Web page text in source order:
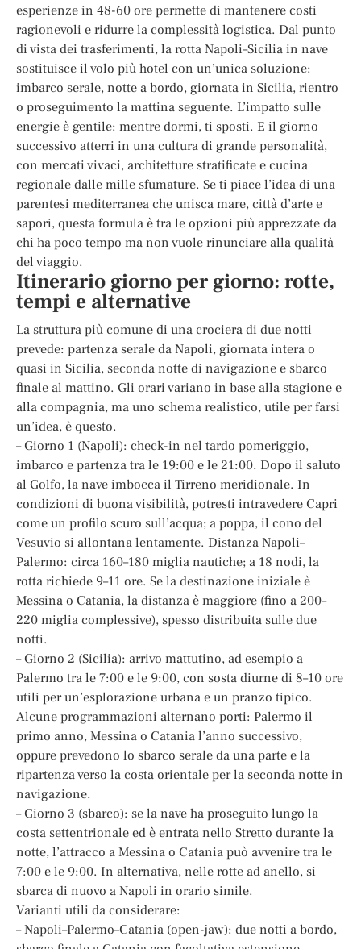
esperienze in 48-60 ore permette di mantenere costi
ragionevoli e ridurre la complessità logistica. Dal punto
di vista dei trasferimenti, la rotta Napoli–Sicilia in nave
sostituisce il volo più hotel con un’unica soluzione:
imbarco serale, notte a bordo, giornata in Sicilia, rientro
o proseguimento la mattina seguente. L’impatto sulle
energie è gentile: mentre dormi, ti sposti. E il giorno
successivo atterri in una cultura di grande personalità,
con mercati vivaci, architetture stratificate e cucina
regionale dalle mille sfumature. Se ti piace l’idea di una
parentesi mediterranea che unisca mare, città d’arte e
sapori, questa formula è tra le opzioni più apprezzate da
chi ha poco tempo ma non vuole rinunciare alla qualità
del viaggio.
Itinerario giorno per giorno: rotte,
tempi e alternative
La struttura più comune di una crociera di due notti
prevede: partenza serale da Napoli, giornata intera o
quasi in Sicilia, seconda notte di navigazione e sbarco
finale al mattino. Gli orari variano in base alla stagione e
alla compagnia, ma uno schema realistico, utile per farsi
un’idea, è questo.
– Giorno 1 (Napoli): check-in nel tardo pomeriggio,
imbarco e partenza tra le 19:00 e le 21:00. Dopo il saluto
al Golfo, la nave imbocca il Tirreno meridionale. In
condizioni di buona visibilità, potresti intravedere Capri
come un profilo scuro sull’acqua; a poppa, il cono del
Vesuvio si allontana lentamente. Distanza Napoli–
Palermo: circa 160–180 miglia nautiche; a 18 nodi, la
rotta richiede 9–11 ore. Se la destinazione iniziale è
Messina o Catania, la distanza è maggiore (fino a 200–
220 miglia complessive), spesso distribuita sulle due
notti.
– Giorno 2 (Sicilia): arrivo mattutino, ad esempio a
Palermo tra le 7:00 e le 9:00, con sosta diurne di 8–10 ore
utili per un’esplorazione urbana e un pranzo tipico.
Alcune programmazioni alternano porti: Palermo il
primo anno, Messina o Catania l’anno successivo,
oppure prevedono lo sbarco serale da una parte e la
ripartenza verso la costa orientale per la seconda notte in
navigazione.
– Giorno 3 (sbarco): se la nave ha proseguito lungo la
costa settentrionale ed è entrata nello Stretto durante la
notte, l’attracco a Messina o Catania può avvenire tra le
7:00 e le 9:00. In alternativa, nelle rotte ad anello, si
sbarca di nuovo a Napoli in orario simile.
Varianti utili da considerare:
– Napoli–Palermo–Catania (open-jaw): due notti a bordo,